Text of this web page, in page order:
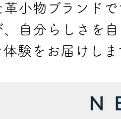
革小物ブランド
、自分らしさを
体験をお届けしま